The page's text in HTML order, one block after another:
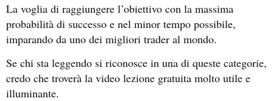
La voglia di raggiungere l’obiettivo con la massima
probabilità di successo e nel minor tempo possibile,
imparando da uno dei migliori trader al mondo.
Se chi sta leggendo si riconosce in una di queste categorie,
credo che troverà la video lezione gratuita molto utile e
illuminante.